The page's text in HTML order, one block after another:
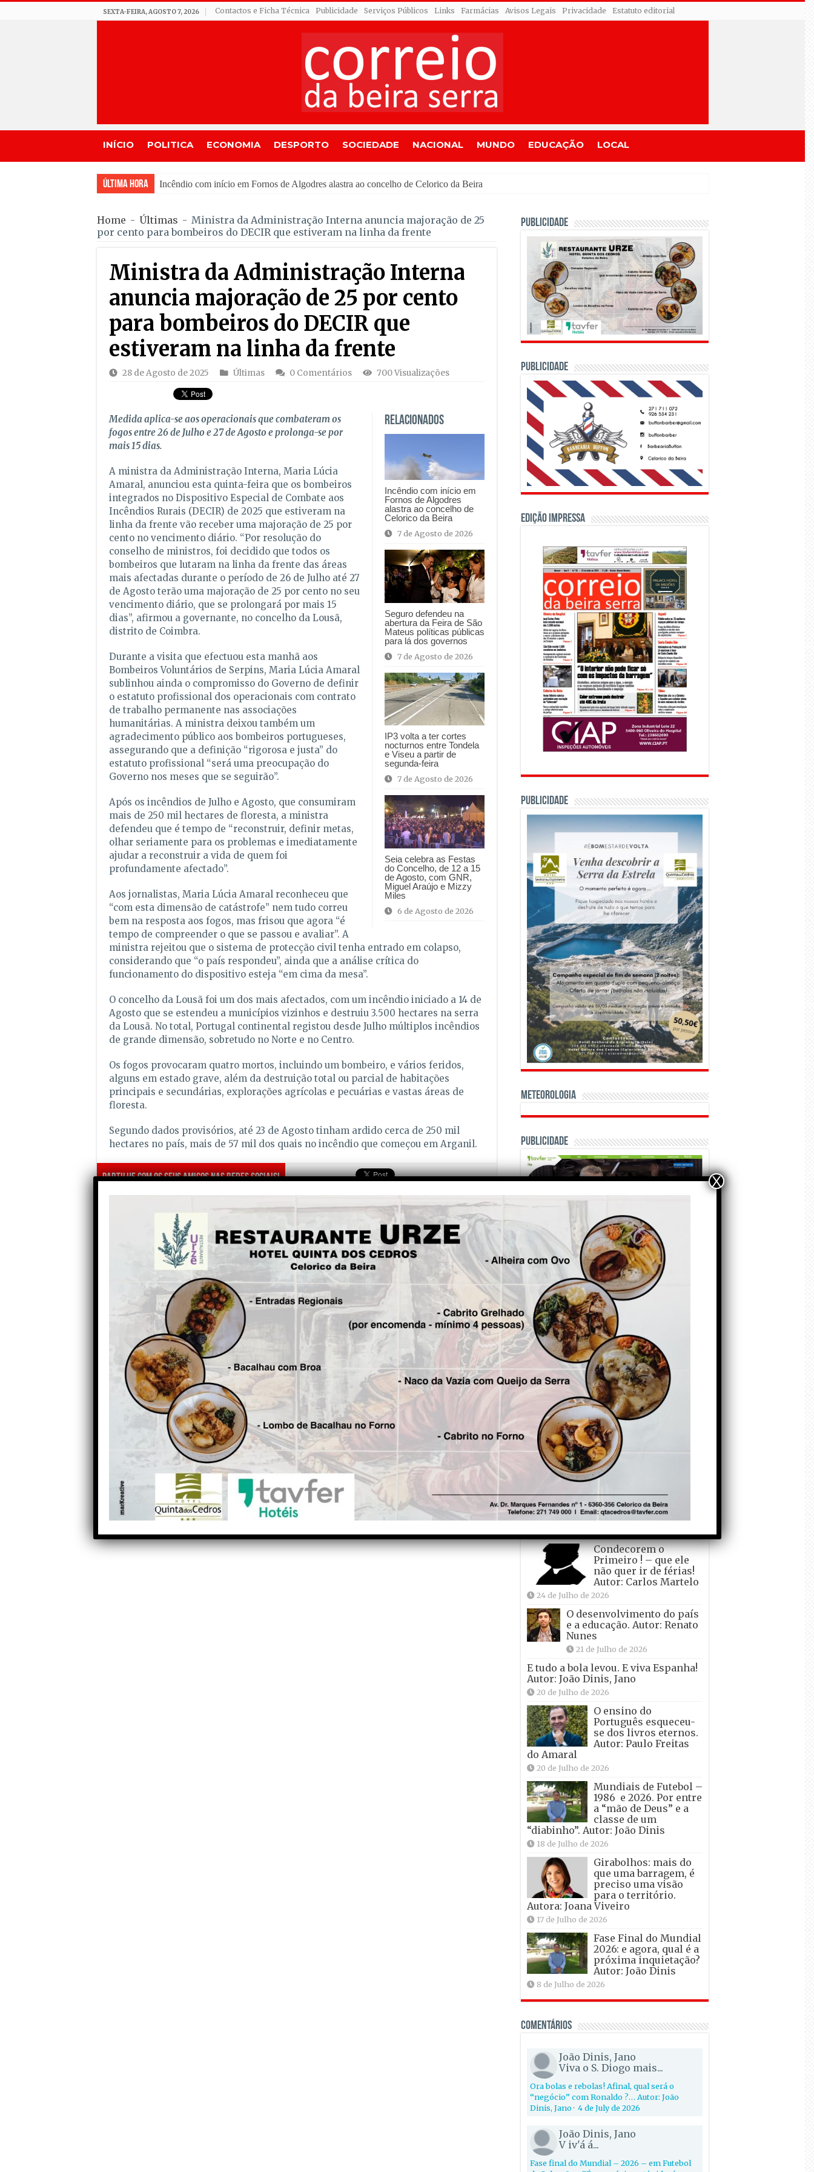
SEXTA-FEIRA, AGOSTO 7, 2026 Contactos e Ficha Técnica Publicidade Serviços Públicos Links Farmácias Avisos Legais Privacidade Estatuto editorial
INÍCIO POLITICA ECONOMIA DESPORTO SOCIEDADE NACIONAL MUNDO EDUCAÇÃO LOCAL
Última Hora Seguro defendeu na abertura
Home - Últimas - Ministra da Administração Interna anuncia majoração de 25
por cento para bombeiros do DECIR que estiveram na linha da frente
Ministra da Administração Interna
anuncia majoração de 25 por cento
para bombeiros do DECIR que
estiveram na linha da frente
28 de Agosto de 2025 Últimas 0 Comentários 700 Visualizações
Relacionados
Incêndio com início em
Fornos de Algodres
alastra ao concelho de
Celorico da Beira
7 de Agosto de 2026
Seguro defendeu na
abertura da Feira de São
Mateus políticas públicas
para lá dos governos
7 de Agosto de 2026
IP3 volta a ter cortes
nocturnos entre Tondela
e Viseu a partir de
segunda-feira
7 de Agosto de 2026
Seia celebra as Festas
do Concelho, de 12 a 15
de Agosto, com GNR,
Miguel Araújo e Mizzy
Miles
6 de Agosto de 2026
Medida aplica-se aos operacionais que combateram os
fogos entre 26 de Julho e 27 de Agosto e prolonga-se por
mais 15 dias.
A ministra da Administração Interna, Maria Lúcia
Amaral, anunciou esta quinta-feira que os bombeiros
integrados no Dispositivo Especial de Combate aos
Incêndios Rurais (DECIR) de 2025 que estiveram na
linha da frente vão receber uma majoração de 25 por
cento no vencimento diário. “Por resolução do
conselho de ministros, foi decidido que todos os
bombeiros que lutaram na linha da frente das áreas
mais afectadas durante o período de 26 de Julho até 27
de Agosto terão uma majoração de 25 por cento no seu
vencimento diário, que se prolongará por mais 15
dias”, afirmou a governante, no concelho da Lousã,
distrito de Coimbra.
Durante a visita que efectuou esta manhã aos
Bombeiros Voluntários de Serpins, Maria Lúcia Amaral
sublinhou ainda o compromisso do Governo de definir
o estatuto profissional dos operacionais com contrato
de trabalho permanente nas associações
humanitárias. A ministra deixou também um
agradecimento público aos bombeiros portugueses,
assegurando que a definição “rigorosa e justa” do
estatuto profissional “será uma preocupação do
Governo nos meses que se seguirão”.
Após os incêndios de Julho e Agosto, que consumiram
mais de 250 mil hectares de floresta, a ministra
defendeu que é tempo de “reconstruir, definir metas,
olhar seriamente para os problemas e imediatamente
ajudar a reconstruir a vida de quem foi
profundamente afectado”.
Aos jornalistas, Maria Lúcia Amaral reconheceu que
“com esta dimensão de catástrofe” nem tudo correu
bem na resposta aos fogos, mas frisou que agora “é
tempo de compreender o que se passou e avaliar”. A
ministra rejeitou que o sistema de protecção civil tenha entrado em colapso,
considerando que “o país respondeu”, ainda que a análise crítica do
funcionamento do dispositivo esteja “em cima da mesa”.
O concelho da Lousã foi um dos mais afectados, com um incêndio iniciado a 14 de
Agosto que se estendeu a municípios vizinhos e destruiu 3.500 hectares na serra
da Lousã. No total, Portugal continental registou desde Julho múltiplos incêndios
de grande dimensão, sobretudo no Norte e no Centro.
Os fogos provocaram quatro mortos, incluindo um bombeiro, e vários feridos,
alguns em estado grave, além da destruição total ou parcial de habitações
principais e secundárias, explorações agrícolas e pecuárias e vastas áreas de
floresta.
Segundo dados provisórios, até 23 de Agosto tinham ardido cerca de 250 mil
hectares no país, mais de 57 mil dos quais no incêndio que começou em Arganil.
Partilhe com os seus amigos nas redes sociais!
PSD de Oliveira do Hospital
apresenta candidatos às
autárquicas no próximo
Seg.
Câmara de Oliveira do
Hospital aprova redução do
IMI para 2026
PUBLICIDADE
PUBLICIDADE
Edição Impressa
PUBLICIDADE
Meteorologia
Publicidade
OPINIÃO E CRÓNICAS
Matraquilhos… Autor:
Fernando Roldão
6 de Agosto de 2026
A marca Sporting em
todo o mundo está a
crescer atrás de
Ronaldo. Autor: Paulo
Freitas do Amaral
5 de Agosto de 2026
Falso crescimento…
Autor: Nuno Pereira
1 de Agosto de 2026
Tadei Pogacar vence o
“Tour” – A “Volta a
França em Bicicleta”
pela quinta vez! Autor:
João Dinis
Condecorem o
Primeiro ! – que ele
não quer ir de férias!
Autor: Carlos Martelo
24 de Julho de 2026
O desenvolvimento do país
e a educação. Autor: Renato
Nunes
21 de Julho de 2026
E tudo a bola levou. E viva Espanha!
Autor: João Dinis, Jano
20 de Julho de 2026
O ensino do
Português esqueceu-
se dos livros eternos.
Autor: Paulo Freitas
do Amaral
20 de Julho de 2026
Mundiais de Futebol –
1986 e 2026. Por entre
a “mão de Deus” e a
classe de um
“diabinho”. Autor: João Dinis
18 de Julho de 2026
Girabolhos: mais do
que uma barragem, é
preciso uma visão
para o território.
Autora: Joana Viveiro
17 de Julho de 2026
Fase Final do Mundial
2026: e agora, qual é a
próxima inquietação?
Autor: João Dinis
8 de Julho de 2026
Comentários
João Dinis, Jano
Viva o S. Diogo mais...
Ora bolas e rebolas! Afinal, qual será o
“negócio” com Ronaldo ?… Autor: João
Dinis, Jano· 4 de July de 2026
João Dinis, Jano
V iv'á á...
Fase final do Mundial – 2026 – em Futebol
X